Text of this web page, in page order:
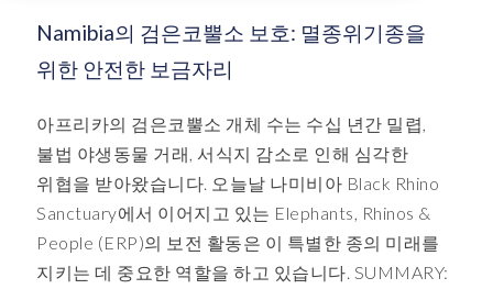
Namibia의 검은코뿔소 보호: 멸종위기종을
위한 안전한 보금자리
아프리카의 검은코뿔소 개체 수는 수십 년간 밀렵,
불법 야생동물 거래, 서식지 감소로 인해 심각한
위협을 받아왔습니다. 오늘날 나미비아 Black Rhino
Sanctuary에서 이어지고 있는 Elephants, Rhinos &
People (ERP)의 보전 활동은 이 특별한 종의 미래를
지키는 데 중요한 역할을 하고 있습니다. SUMMARY: